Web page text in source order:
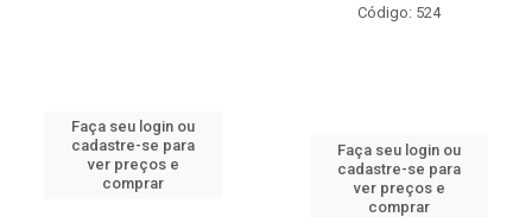
Faça seu login ou
cadastre-se para
ver preços e
comprar
Código: 524
Faça seu login ou
cadastre-se para
ver preços e
comprar